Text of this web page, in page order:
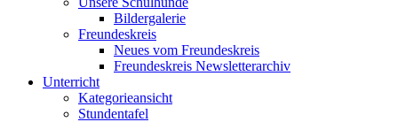
Bildergalerie
Freundeskreis
Neues vom Freundeskreis
Freundeskreis Newsletterarchiv
Unterricht
Kategorieansicht
Stundentafel